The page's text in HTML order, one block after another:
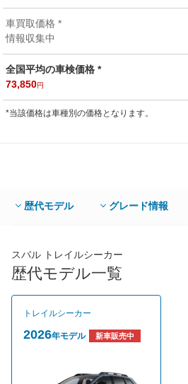
車買取価格 *
情報収集中
全国平均の車検価格 *
73,850円
*当該価格は車種別の価格となります。
歴代モデル グレード情報
スバル トレイルシーカー
歴代モデル一覧
トレイルシーカー
2026年モデル 新車販売中